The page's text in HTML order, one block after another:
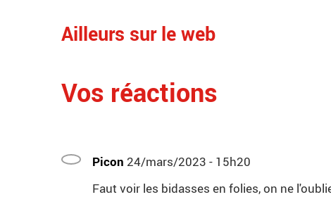
Ailleurs sur le web
Vos réactions
Picon 24/mars/2023 - 15h20
Faut voir les bidasses en folies, on ne